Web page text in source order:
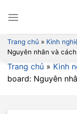
Trang chủ » Kinh
Nguyên nhân và
Trang chủ » Kinh
board: Nguyên